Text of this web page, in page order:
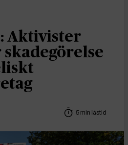
Aktivister
5 min lästid